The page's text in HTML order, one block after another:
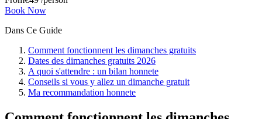
Book Now
Dans Ce Guide
Comment fonctionnent les dimanches gratuits
Dates des dimanches gratuits 2026
A quoi s'attendre : un bilan honnete
Conseils si vous y allez un dimanche gratuit
Ma recommandation honnete